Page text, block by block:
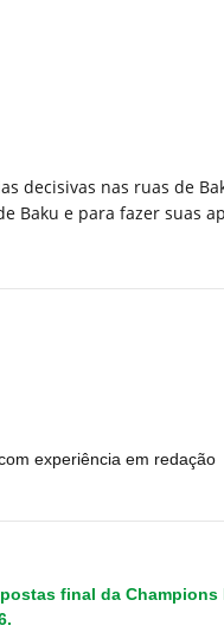
decisivas nas ruas de
Baku e para fazer suas
experiência em redação